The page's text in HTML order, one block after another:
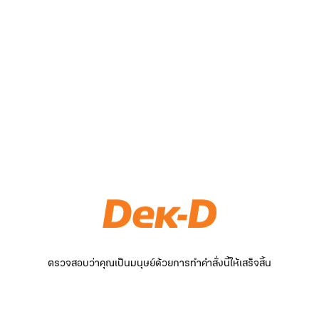
ตรวจสอบว่าคุณเป็นมนุษย์ด้วยการทำคำสั่งนี้ให้เสร็จสิ้น